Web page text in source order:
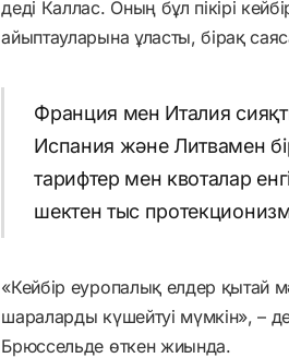
деді Каллас. Оның бұл пікірі
айыптауларына ұласты, бірақ
Франция мен Италия
Испания және Литвамен
тарифтер мен квоталар
шектен тыс
«Кейбір еуропалық елдер қытай
шараларды күшейтуі мүмкін», –
Брюссельде өткен жиында.